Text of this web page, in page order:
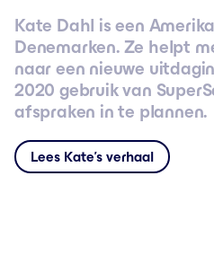
Kate Dahl is een
Denemarken. Ze helpt
naar een nieuwe
2020 gebruik van
afspraken in te plannen.
Lees Kate’s verhaal